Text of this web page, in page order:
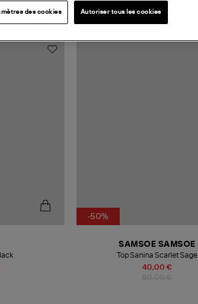
-50%
40,00 €
SAMSOE SAMSOE
Top Sanina Scarlet Sage
des cookies Autoriser tous les cookies